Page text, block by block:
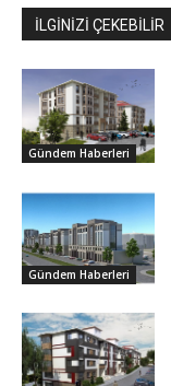
İLGİNİZİ ÇEKEBİLİR
Gündem Haberleri
Gündem Haberleri